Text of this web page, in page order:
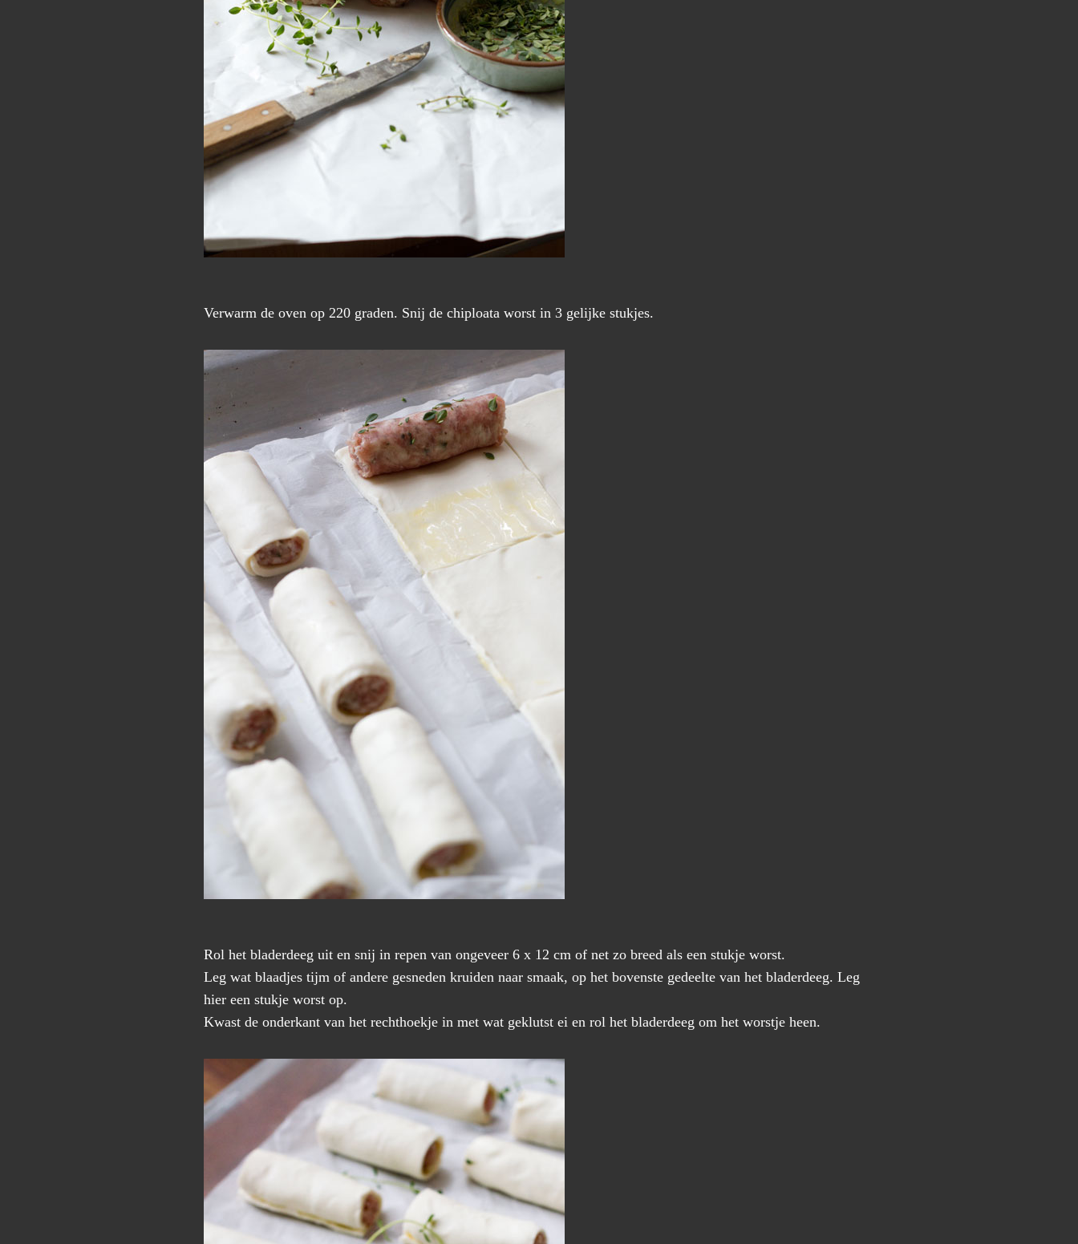
Verwarm de oven op 220 graden. Snij de chiploata worst in 3 gelijke stukjes.
Rol het bladerdeeg uit en snij in repen van ongeveer 6 x 12 cm of net zo breed als een stukje worst.
Leg wat blaadjes tijm of andere gesneden kruiden naar smaak, op het bovenste gedeelte van het bladerdeeg. Leg
hier een stukje worst op.
Kwast de onderkant van het rechthoekje in met wat geklutst ei en rol het bladerdeeg om het worstje heen.